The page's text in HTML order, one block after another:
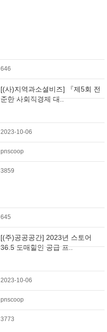
646
[(사)지역과소셜비즈] 『제5회 전
준한 사회적경제 대..
2023-10-06
pnscoop
3859
645
[(주)공공공간] 2023년 스토어
36.5 도매할인 공급 프..
2023-10-06
pnscoop
3773